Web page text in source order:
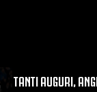
TANTI AUGURI,